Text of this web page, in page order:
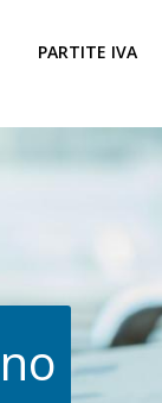
PARTITE IVA